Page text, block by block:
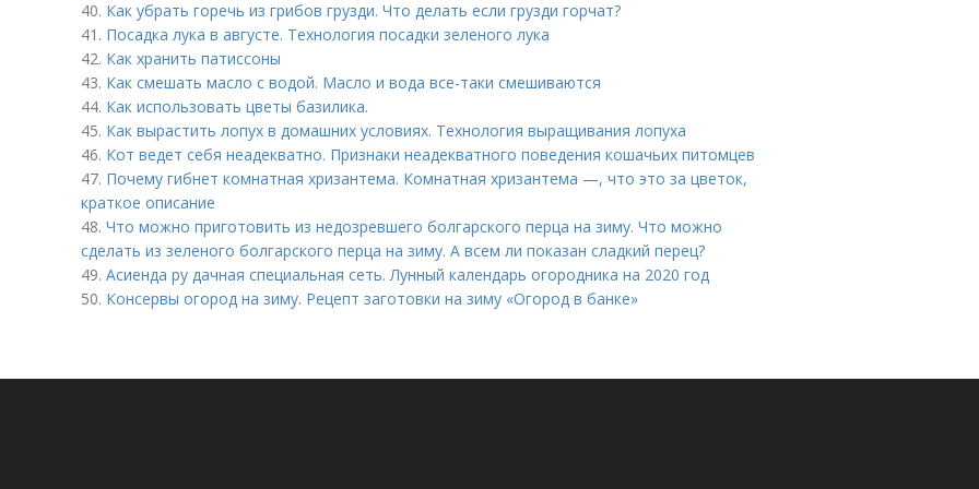
40. Как убрать горечь из грибов грузди. Что делать если грузди горчат?
41. Посадка лука в августе. Технология посадки зеленого лука
42. Как хранить патиссоны
43. Как смешать масло с водой. Масло и вода все-таки смешиваются
44. Как использовать цветы базилика.
45. Как вырастить лопух в домашних условиях. Технология выращивания лопуха
46. Кот ведет себя неадекватно. Признаки неадекватного поведения кошачьих питомцев
47. Почему гибнет комнатная хризантема. Комнатная хризантема —, что это за цветок,
краткое описание
48. Что можно приготовить из недозревшего болгарского перца на зиму. Что можно
сделать из зеленого болгарского перца на зиму. А всем ли показан сладкий перец?
49. Асиенда ру дачная специальная сеть. Лунный календарь огородника на 2020 год
50. Консервы огород на зиму. Рецепт заготовки на зиму «Огород в банке»